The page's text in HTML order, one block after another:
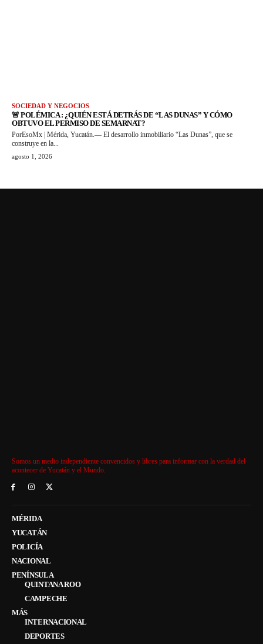
SOCIEDAD Y NEGOCIOS
🚨 POLÉMICA : ¿QUIÉN ESTÁ DETRÁS DE “LAS DUNAS” Y CÓMO
OBTUVO EL PERMISO DE SEMARNAT?
PorEsoMx | Mérida, Yucatán.— El desarrollo inmobiliario “Las Dunas”, que se
construye en la...
agosto 1, 2026
Somos un medio independiente convencidos y libres para informar con la verdad del
acontecer de Yucatán y el Mundo.
MÉRIDA
YUCATÁN
POLICÍA
NACIONAL
PENÍNSULA
QUINTANA ROO
CAMPECHE
MÁS
INTERNACIONAL
DEPORTES